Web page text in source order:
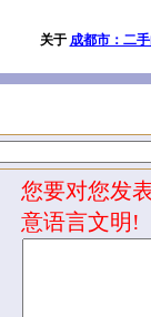
关于 成都市：二
您要对您发
意语言文明!